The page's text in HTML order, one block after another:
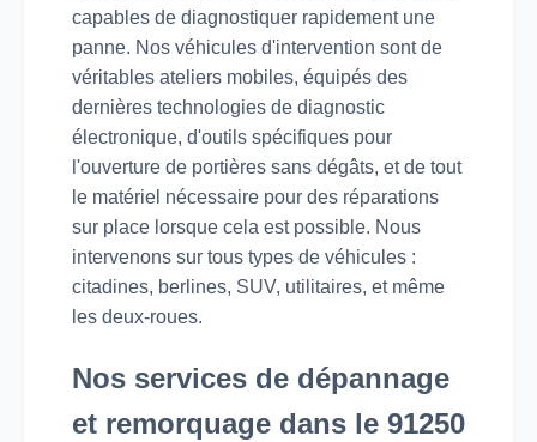
capables de diagnostiquer rapidement une
panne. Nos véhicules d'intervention sont de
véritables ateliers mobiles, équipés des
dernières technologies de diagnostic
électronique, d'outils spécifiques pour
l'ouverture de portières sans dégâts, et de tout
le matériel nécessaire pour des réparations
sur place lorsque cela est possible. Nous
intervenons sur tous types de véhicules :
citadines, berlines, SUV, utilitaires, et même
les deux-roues.
Nos services de dépannage
et remorquage dans le 91250